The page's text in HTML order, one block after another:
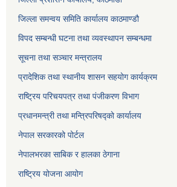
जिल्ला समन्वय समिति कार्यालय काठमाण्ड‌ौ
विपद सम्बन्धी घटना तथा व्यवस्थापन सम्बन्धमा
सूचना तथा सञ्चार मन्त्रालय
प्रादेशिक तथा स्थानीय शासन सहयोग कार्यक्रम
राष्ट्रिय परिचयपत्र तथा पंजीकरण विभाग
प्रधानमन्त्री तथा मन्त्रिपरिषद्को कार्यालय
नेपाल सरकारको पोर्टल
नेपालभरका साबिक र हालका ठेगाना
राष्ट्रिय योजना आयोग